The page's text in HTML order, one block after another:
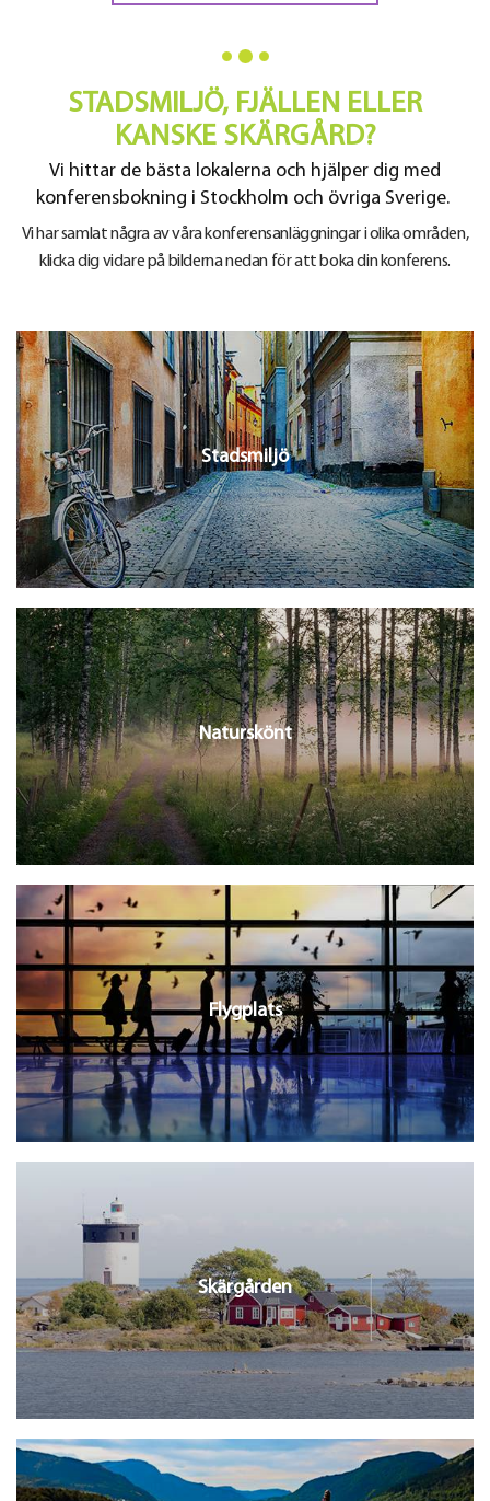
STADSMILJÖ, FJÄLLEN ELLER
KANSKE SKÄRGÅRD?
Vi hittar de bästa lokalerna och hjälper dig med
konferensbokning i Stockholm och övriga Sverige.
Vi har samlat några av våra konferensanläggningar i olika områden,
klicka dig vidare på bilderna nedan för att boka din konferens.
Stadsmiljö
Naturskönt
Flygplats
Skärgården